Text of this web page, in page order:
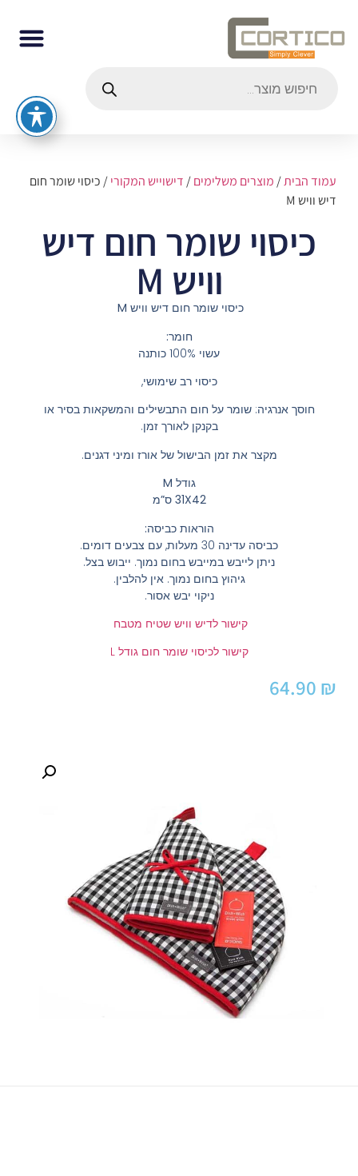
עמוד הבית/מוצרים משלימים/דישוייש המקורי/ כיסוי שומר חום
דיש וויש M
כיסוי שומר חום דיש
וויש M
כיסוי שומר חום דיש וויש M
חומר:
עשוי 100% כותנה
כיסוי רב שימושי,
חוסך אנרגיה: שומר על חום התבשילים והמשקאות בסיר או
בקנקן לאורך זמן.
מקצר את זמן הבישול של אורז ומיני דגנים.
גודל M
31X42 ס”מ
הוראות כביסה:
כביסה עדינה 30 מעלות, עם צבעים דומים.
ניתן לייבש במייבש בחום נמוך. ייבוש בצל.
גיהוץ בחום נמוך. אין להלבין.
ניקוי יבש אסור.
קישור לדיש וויש שטיח מטבח
קישור לכיסוי שומר חום גודל L
64.90 ₪